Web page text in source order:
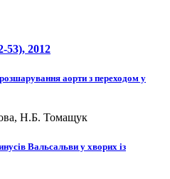
53), 2012
аорти з переходом у
Н.Б. Томащук
Вальсальви у хворих із